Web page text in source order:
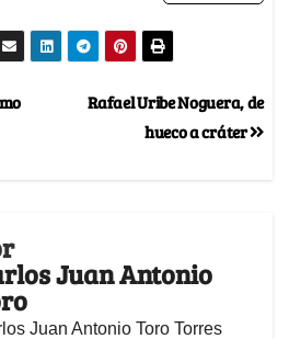
Rafael Uribe Noguera, de
hueco a cráter
Juan Antonio
Juan Antonio Toro Torres